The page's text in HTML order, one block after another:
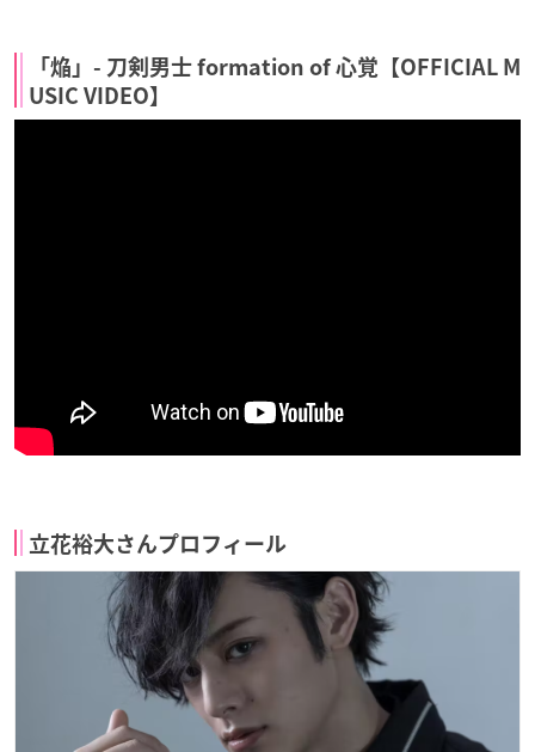
「焔」- 刀剣男士 formation of 心覚【OFFICIAL M
USIC VIDEO】
立花裕大さんプロフィール